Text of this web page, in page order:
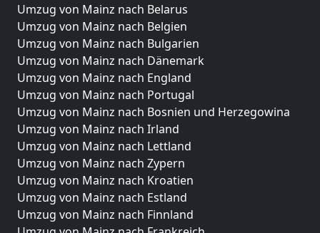
Umzug von Mainz nach Belarus
Umzug von Mainz nach Belgien
Umzug von Mainz nach Bulgarien
Umzug von Mainz nach Dänemark
Umzug von Mainz nach England
Umzug von Mainz nach Portugal
Umzug von Mainz nach Bosnien und Herzegowina
Umzug von Mainz nach Irland
Umzug von Mainz nach Lettland
Umzug von Mainz nach Zypern
Umzug von Mainz nach Kroatien
Umzug von Mainz nach Estland
Umzug von Mainz nach Finnland